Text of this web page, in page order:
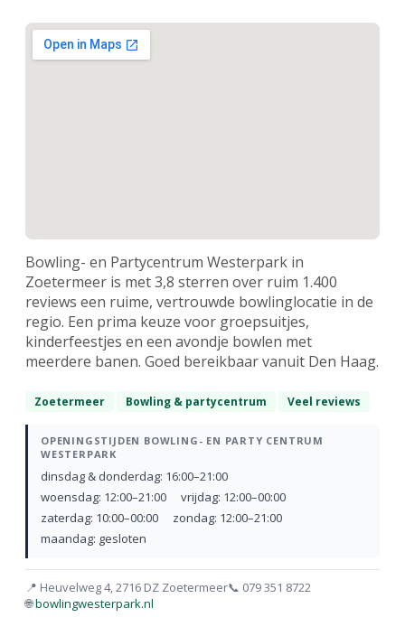
Bowling- en Partycentrum Westerpark in
Zoetermeer is met 3,8 sterren over ruim 1.400
reviews een ruime, vertrouwde bowlinglocatie in de
regio. Een prima keuze voor groepsuitjes,
kinderfeestjes en een avondje bowlen met
meerdere banen. Goed bereikbaar vanuit Den Haag.
Zoetermeer Bowling & partycentrum Veel reviews
OPENINGSTIJDEN BOWLING- EN PARTY CENTRUM
WESTERPARK
dinsdag & donderdag: 16:00–21:00
woensdag: 12:00–21:00
vrijdag: 12:00–00:00
zaterdag: 10:00–00:00
zondag: 12:00–21:00
maandag: gesloten
📍 Heuvelweg 4, 2716 DZ Zoetermeer📞 079 351 8722
🌐bowlingwesterpark.nl